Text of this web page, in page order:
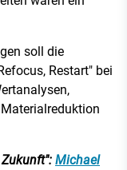
soll die
Restart" bei
Michael